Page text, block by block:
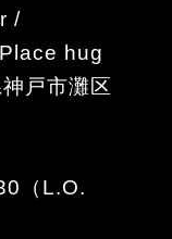
/
hug
戸市灘区
（L.O.